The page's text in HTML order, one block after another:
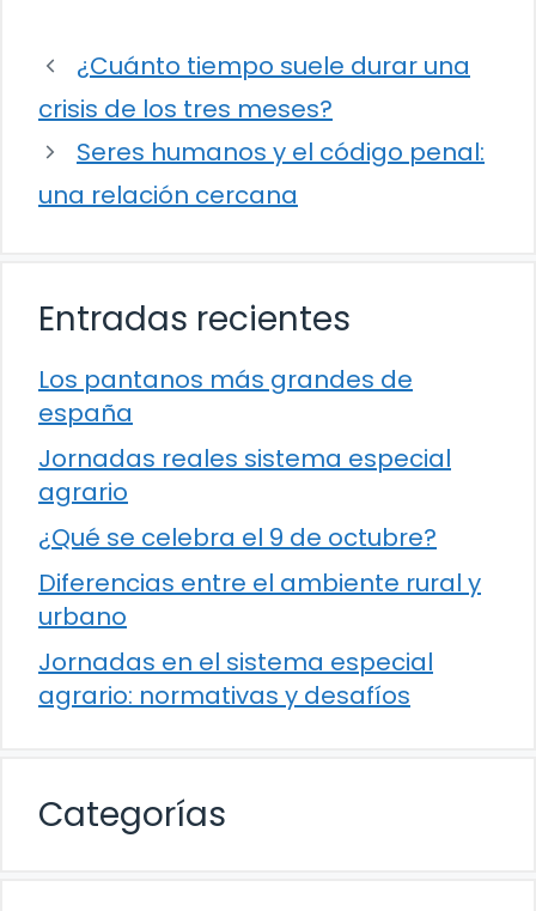
¿Cuánto tiempo suele durar una
crisis de los tres meses?
Seres humanos y el código penal:
una relación cercana
Entradas recientes
Los pantanos más grandes de
españa
Jornadas reales sistema especial
agrario
¿Qué se celebra el 9 de octubre?
Diferencias entre el ambiente rural y
urbano
Jornadas en el sistema especial
agrario: normativas y desafíos
Categorías